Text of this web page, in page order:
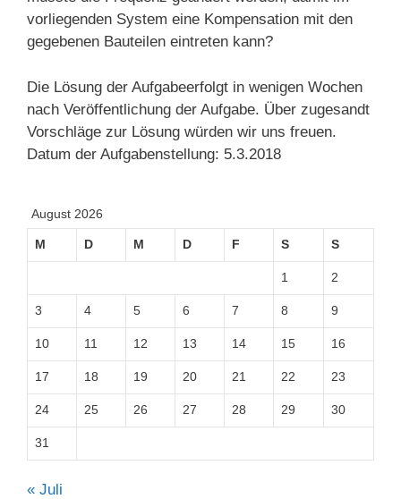
vorliegenden System eine Kompensation mit den
gegebenen Bauteilen eintreten kann?
Die Lösung der Aufgabeerfolgt in wenigen Wochen
nach Veröffentlichung der Aufgabe. Über zugesandt
Vorschläge zur Lösung würden wir uns freuen.
Datum der Aufgabenstellung: 5.3.2018
August 2026
M D M D F S S
1 2
3 4 5 6 7 8 9
10 11 12 13 14 15 16
17 18 19 20 21 22 23
24 25 26 27 28 29 30
31
« Juli